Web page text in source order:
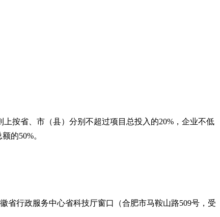
按省、市（县）分别不超过项目总投入的20% ，企业不低
额的50%。
省行政服务中心省科技厅窗口（合肥市马鞍山路509号，受